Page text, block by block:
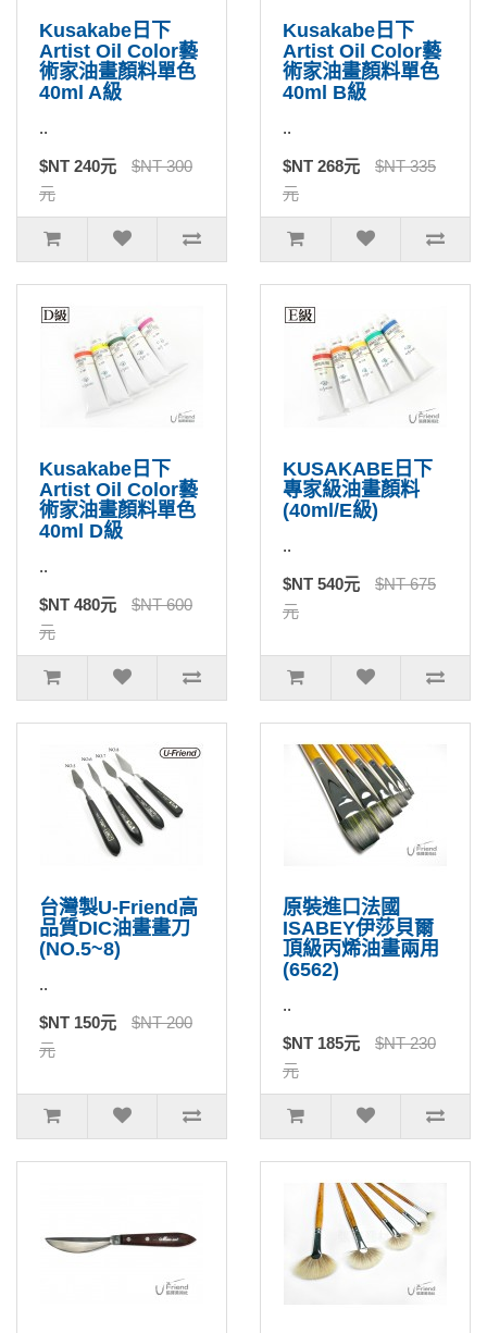
Kusakabe日下
Artist Oil Color藝
術家油畫顏料單色
40ml A級
..
$NT 240元
$NT 300
元
Kusakabe日下
Artist Oil Color藝
術家油畫顏料單色
40ml B級
..
$NT 268元
$NT 335
元
Kusakabe日下
Artist Oil Color藝
術家油畫顏料單色
40ml D級
..
$NT 480元
$NT 600
元
KUSAKABE日下
專家級油畫顏料
(40ml/E級)
..
$NT 540元
$NT 675
元
台灣製U-Friend高
品質DIC油畫畫刀
(NO.5~8)
..
$NT 150元
$NT 200
元
原裝進口法國
ISABEY伊莎貝爾
頂級丙烯油畫兩用
(6562)
..
$NT 185元
$NT 230
元